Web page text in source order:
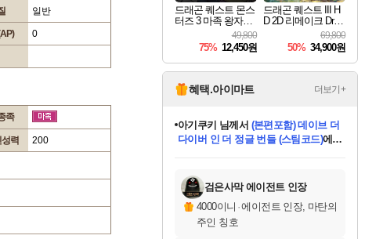
일반
0
족
력 200
드래곤 퀘스트 몬스
터즈 3 마족 왕자와
엘프의 여행 Dragon
Quest Monsters The
Dark Prince
49,800
75% 12,450원
드래곤 퀘스트 III H
D 2D 리메이크 Drag
on Quest III HD 2D R
emake
69,800
50% 34,900원
혜택.아이마트 더보기+
교환.
당첨되셨습니다.
당첨되셨습니다.
당첨되셨습니다.
당첨되셨습니다.
아기쿠키 님께서 (본편포함) 데이브 더
다이버 인 더 정글 번들 (스팀코드)에
당첨되셨습니다.
당첨되셨습니다.
에디션 (스팀코드)를 교환.
당첨되셨습니다.
검은사막 에이전트 인장
4000이니 ·에이전트 인장, 마탄의
주인 칭호